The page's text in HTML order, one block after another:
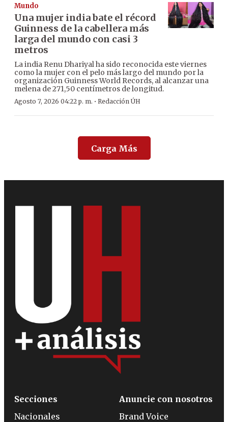
Mundo
Una mujer india bate el récord
Guinness de la cabellera más
larga del mundo con casi 3
metros
La india Renu Dhariyal ha sido reconocida este viernes
como la mujer con el pelo más largo del mundo por la
organización Guinness World Records, al alcanzar una
melena de 271,50 centímetros de longitud.
Agosto 7, 2026 04:22 p. m. · Redacción ÚH
Carga Más
Secciones
Nacionales
Anuncie con nosotros
Brand Voice